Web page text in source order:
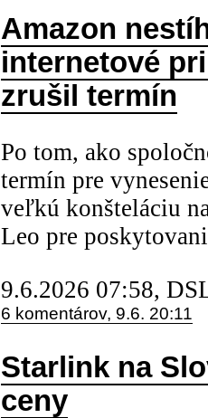
Amazon
internetové
zrušil termín
Po tom, ako
termín pre
veľkú konšteláciu
Leo pre
9.6.2026 07:58,
6 komentárov, 9.6. 20:11
Starlink na
ceny